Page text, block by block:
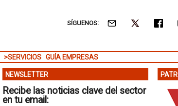
SÍGUENOS:
>SERVICIOS GUÍA EMPRESAS
NEWSLETTER
Recibe las noticias clave del sector
en tu email: